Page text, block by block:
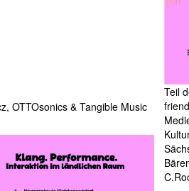
OTTOsonics & Tangible Music
Teil